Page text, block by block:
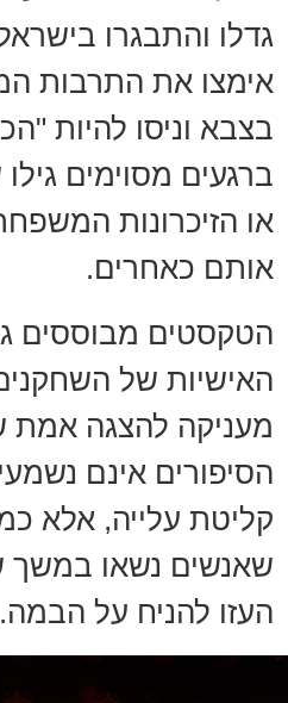
גדלו והתבגרו
אימצו את התרבות
בצבא וניסו להיות
ברגעים מסוימים
או הזיכרונות
אותם כאחרים.
הטקסטים מבוססים
האישיות של
מעניקה להצגה אמת
הסיפורים אינם
קליטת עלייה, אלא
שאנשים נשאו במשך
העזו להניח על הבמה.